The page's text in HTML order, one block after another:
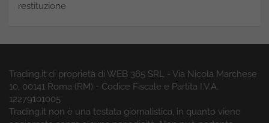
restituzione
Trading.it di proprietà di WEB 365 SRL - Via Nicola Marchese
10, 00141 Roma (RM) - Codice Fiscale e Partita I.V.A.
12279101005
Trading.it non è una testata giornalistica, in quanto viene